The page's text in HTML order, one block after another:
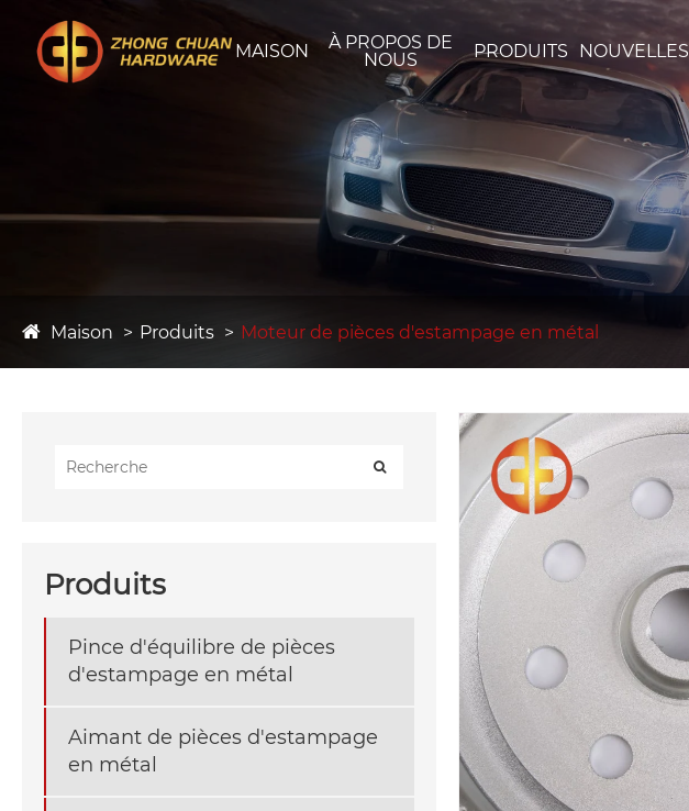
MAISON
À PROPOS DE
NOUS
PRODUITS NOUVELLES
Maison Produits Moteur de pièces d'estampage en métal
Produits
Pince d'équilibre de pièces
d'estampage en métal
Aimant de pièces d'estampage
en métal